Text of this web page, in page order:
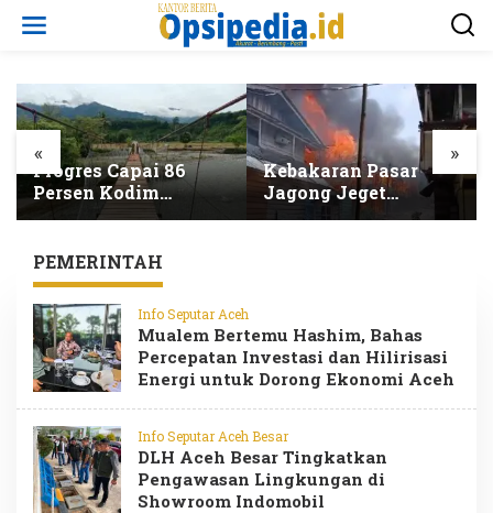
« »
Progres Capai 86
Persen Kodim
0108/Agara Percepat
Jembatan Gantung
Kuta Ujung
Kebakaran Pasar
Jagong Jeget
PEMERINTAH
Info Seputar Aceh
Mualem Bertemu Hashim, Bahas
Percepatan Investasi dan Hilirisasi
Energi untuk Dorong Ekonomi Aceh
Info Seputar Aceh Besar
DLH Aceh Besar Tingkatkan
Pengawasan Lingkungan di
Showroom Indomobil